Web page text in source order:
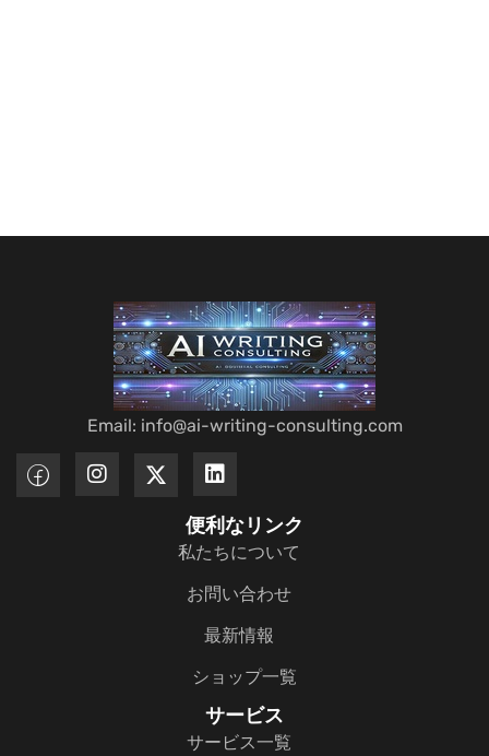
Email: info@ai-writing-consulting.com
便利なリンク
私たちについて
お問い合わせ
最新情報
ショップ一覧
サービス
サービス一覧